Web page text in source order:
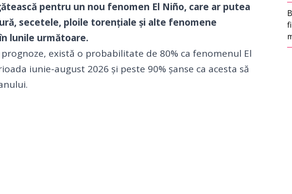
pentru un nou fenomen El Niño, care ar putea
secetele, ploile torențiale și alte fenomene
lunile următoare.
există o probabilitate de 80% ca fenomenul El
iunie-august 2026 și peste 90% șanse ca acesta să